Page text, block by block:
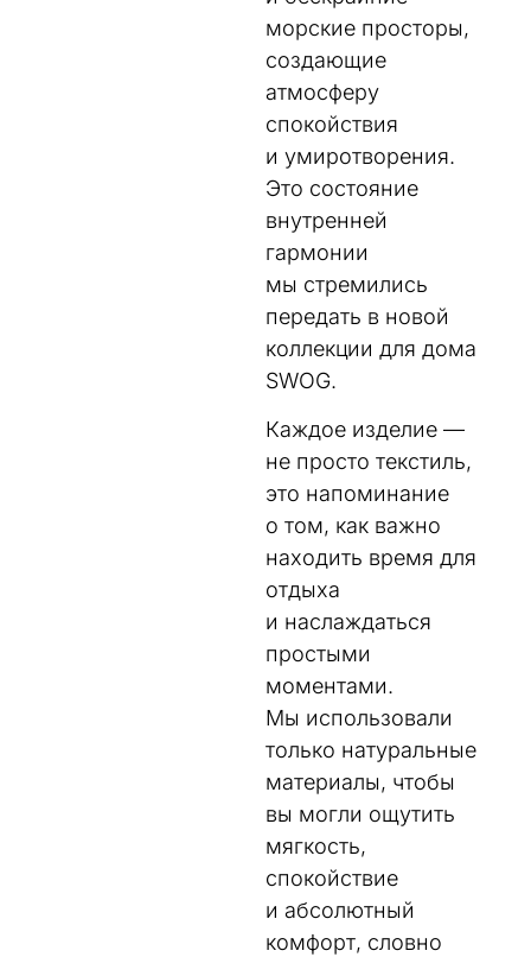
морские просторы,
создающие
атмосферу
спокойствия
и умиротворения.
Это состояние
внутренней
гармонии
мы стремились
передать в новой
коллекции для дома
SWOG.
Каждое изделие —
не просто текстиль,
это напоминание
о том, как важно
находить время для
отдыха
и наслаждаться
простыми
моментами.
Мы использовали
только натуральные
материалы, чтобы
вы могли ощутить
мягкость,
спокойствие
и абсолютный
комфорт, словно